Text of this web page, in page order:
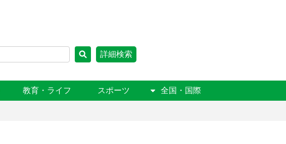
詳細検索
教育・ライフ スポーツ 全国・国際